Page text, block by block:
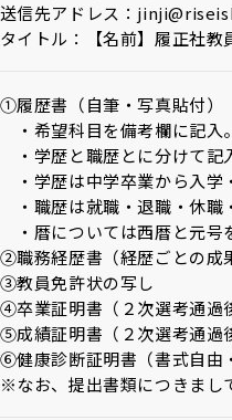
送信先アドレス：
タイトル：【名前】履正社
①履歴書（自筆・写真貼付）
・希望科目を備考欄に記入。
・学歴と職歴とに分けて記
・学歴は中学卒業から入学
・職歴は就職・退職・休職
・暦については西暦と元号
②職務経歴書（経歴ごとの成
③教員免許状の写し
④卒業証明書（２次選考通過
⑤成績証明書（２次選考通過
⑥健康診断証明書（書式自由
※なお、提出書類につきまし